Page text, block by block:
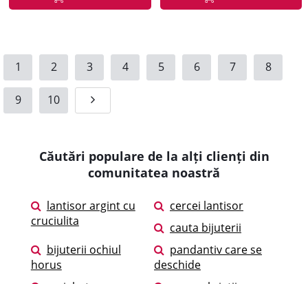
1 2 3 4 5 6 7 8
9 10
Căutări populare de la alți clienți din
comunitatea noastră
lantisor argint cu
cruciulita
cercei lantisor
cauta bijuterii
bijuterii ochiul
horus
pandantiv care se
deschide